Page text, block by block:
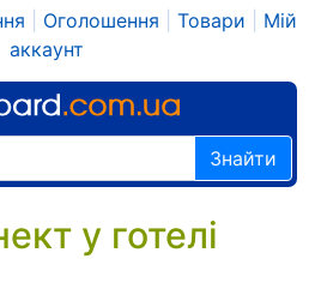
Оголошення Товари
Мій
аккаунт
Знайти
у готелі